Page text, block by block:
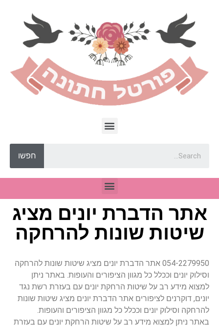
חפשו
אתר הדברת יונים מציג
שיטות שונות להרחקה
054-2279950 אתר הדברת יונים מציג שיטות שונות להרחקה
וסילוק יונים וככלל כל מגוון הציפורים והעופות. באתר ניתן
למצוא מידע רב על שיטות הרחקת יונים עם בעזרת רשת נגד
יונים, דוקרנים לציפורים אתר הדברת יונים מציג שיטות שונות
להרחקה וסילוק יונים וככלל כל מגוון הציפורים והעופות.
באתר ניתן למצוא מידע רב על שיטות הרחקת יונים עם בעזרת